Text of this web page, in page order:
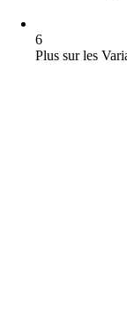
6
Plus sur les